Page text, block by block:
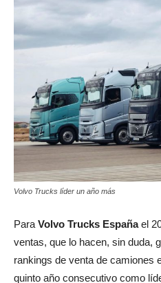
Volvo Trucks líder un año más
Para Volvo Trucks Españael
ventas, que lo hacen, sin duda,
rankings de venta de camiones
quinto año consecutivo como